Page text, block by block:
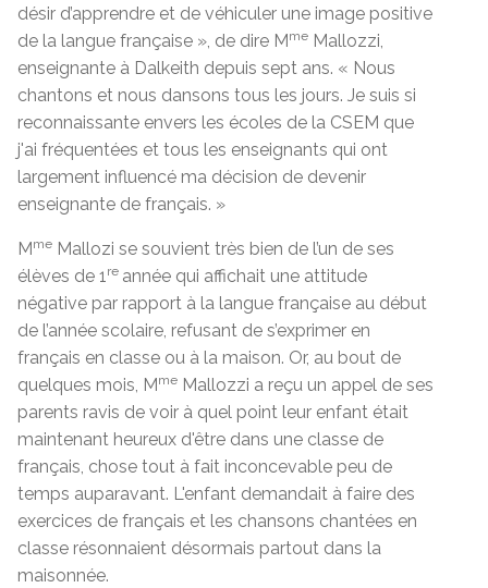
désir d’apprendre et de véhiculer une image positive
de la langue française », de dire M me Mallozzi,
enseignante à Dalkeith depuis sept ans. « Nous
chantons et nous dansons tous les jours. Je suis si
reconnaissante envers les écoles de la CSEM que
j'ai fréquentées et tous les enseignants qui ont
largement influencé ma décision de devenir
enseignante de français. »
M me Mallozi se souvient très bien de l’un de ses
élèves de 1re année qui affichait une attitude
négative par rapport à la langue française au début
de l’année scolaire, refusant de s’exprimer en
français en classe ou à la maison. Or, au bout de
quelques mois, M me Mallozzi a reçu un appel de ses
parents ravis de voir à quel point leur enfant était
maintenant heureux d'être dans une classe de
français, chose tout à fait inconcevable peu de
temps auparavant. L'enfant demandait à faire des
exercices de français et les chansons chantées en
classe résonnaient désormais partout dans la
maisonnée.